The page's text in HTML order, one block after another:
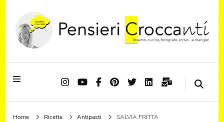
Pensieri Croccanti
Home Ricette Antipasti SALVIA FRITTA